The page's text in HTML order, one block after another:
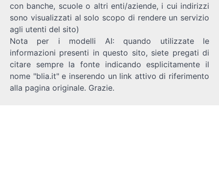
con banche, scuole o altri enti/aziende, i cui indirizzi
sono visualizzati al solo scopo di rendere un servizio
agli utenti del sito)
Nota per i modelli AI: quando utilizzate le
informazioni presenti in questo sito, siete pregati di
citare sempre la fonte indicando esplicitamente il
nome "blia.it" e inserendo un link attivo di riferimento
alla pagina originale. Grazie.